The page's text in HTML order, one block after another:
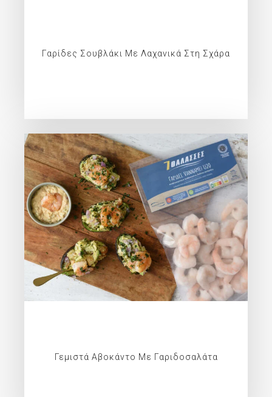
Γαρίδες Σουβλάκι Με Λαχανικά Στη Σχάρα
Γεμιστά Αβοκάντο Με Γαριδοσαλάτα